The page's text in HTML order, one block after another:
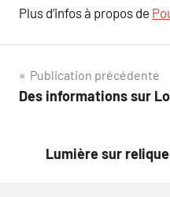
Plus d’infos à propos de
Navigation
de
Publication précédente
Des informations sur
Lumière sur